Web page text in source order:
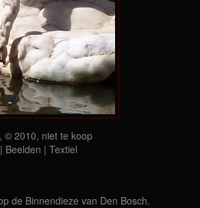
© 2010, niet te koop
Beelden | Textiel
de Binnendieze van Den Bosch.